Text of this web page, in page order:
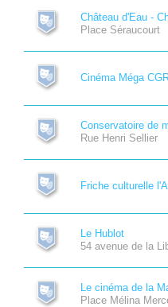
Château d'Eau -
Place Séraucourt
Cinéma Méga
Conservatoire de
Rue Henri Sellier
Friche culturelle
Le Hublot
54 avenue de la
Le cinéma de la
Place Mélina